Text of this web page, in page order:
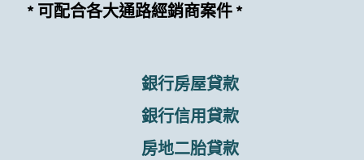
* 可配合各大通路經銷商案件 *
銀行房屋貸款
銀行信用貸款
房地二胎貸款